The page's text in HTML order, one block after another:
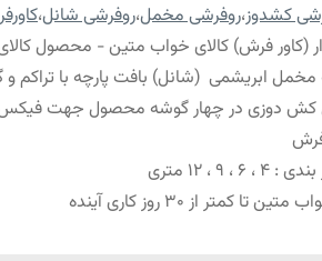
کشدوز،روفرشی مخمل،روفرشی شانل،
(کاور فرش) کالای خواب متین - محصول
ابریشمی (شانل) بافت پارچه با تراکم و
کش دوزی در چهار گوشه محصول جهت
، 12 متری
تا کمتر از 30 روز کاری آینده